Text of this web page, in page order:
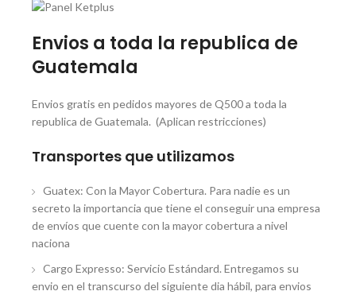
Envios a toda la republica de
Guatemala
Envios gratis en pedidos mayores de Q500 a toda la
republica de Guatemala. (Aplican restricciones)
Transportes que utilizamos
Guatex: Con la Mayor Cobertura. Para nadie es un
secreto la importancia que tiene el conseguir una empresa
de envíos que cuente con la mayor cobertura a nivel
naciona
Cargo Expresso: Servicio Estándard. Entregamos su
envio en el transcurso del siguiente dia hábil, para envios